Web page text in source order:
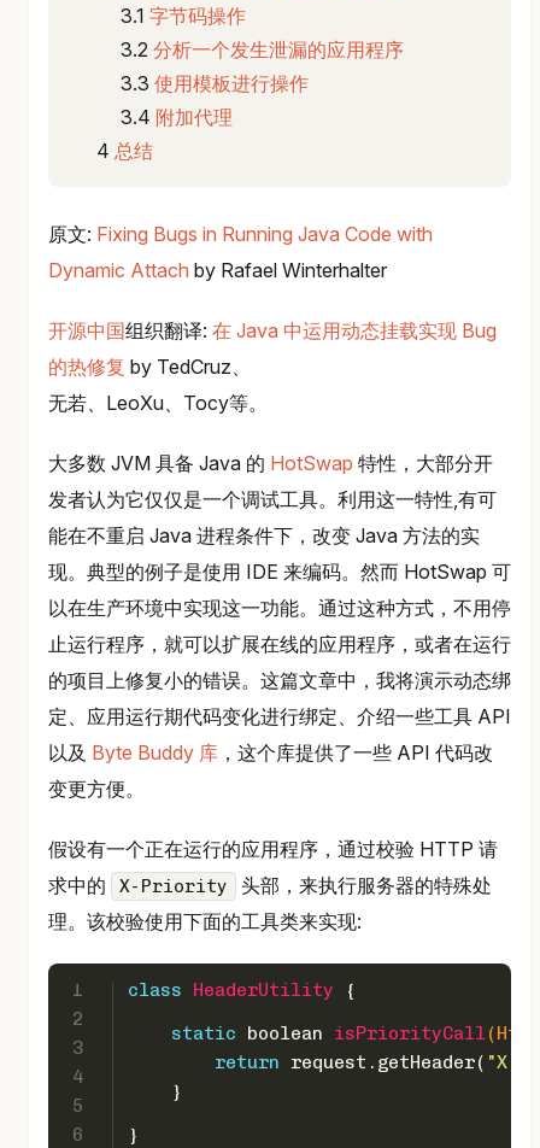
字节码操作
分析一个发生泄漏的应用程序
使用模板进行操作
附加代理
总结
原文: Fixing Bugs in Running Java Code with
Dynamic Attach by Rafael Winterhalter
开源中国组织翻译: 在 Java 中运用动态挂载实现 Bug
的热修复 by TedCruz、
无若、LeoXu、Tocy等。
大多数 JVM 具备 Java 的 HotSwap 特性，大部分开
发者认为它仅仅是一个调试工具。利用这一特性,有可
能在不重启 Java 进程条件下，改变 Java 方法的实
现。典型的例子是使用 IDE 来编码。然而 HotSwap 可
以在生产环境中实现这一功能。通过这种方式，不用停
止运行程序，就可以扩展在线的应用程序，或者在运行
的项目上修复小的错误。这篇文章中，我将演示动态绑
定、应用运行期代码变化进行绑定、介绍一些工具 API
以及 Byte Buddy 库 ，这个库提供了一些 API 代码改
变更方便。
假设有一个正在运行的应用程序，通过校验 HTTP 请
求中的
X-Priority
头部，来执行服务器的特殊处
理。该校验使用下面的工具类来实现:
1
2
3
4
5
6
class HeaderUtility {
static
boolean isPriorityCall
return request.getHeader( "X-
    }
}